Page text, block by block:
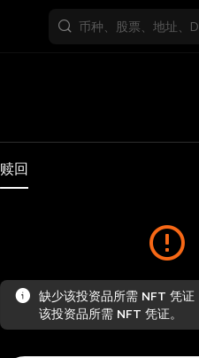
赎回
缺少该投资品所需 NFT 凭证
该投资品所需 NFT 凭证。